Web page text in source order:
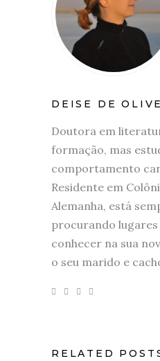
DEISE DE
Doutora em
formação, mas
comportamento
Residente em
Alemanha, está
procurando
conhecer na sua
o seu marido e
RELATED